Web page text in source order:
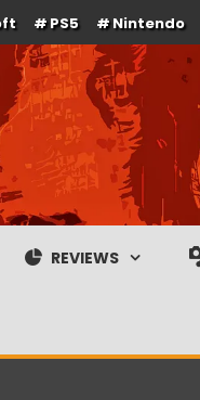
PS5 Nintendo
coverage en
REVIEWS